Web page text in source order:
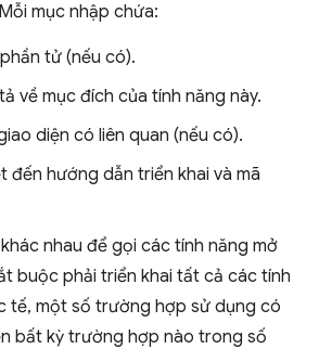
mục nhập chứa:
tử (nếu có).
về mục đích của tính năng này.
diện có liên quan (nếu có).
đến hướng dẫn triển khai và mã
nhau để gọi các tính năng mở
buộc phải triển khai tất cả các tính
tế, một số trường hợp sử dụng có
bất kỳ trường hợp nào trong số